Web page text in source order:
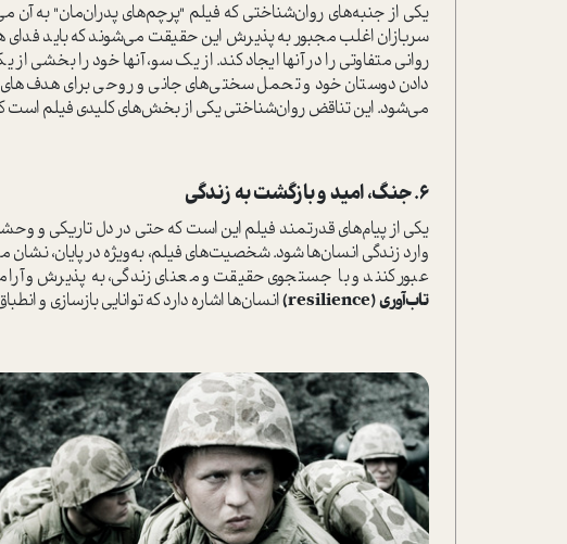
یکی از جنبه‌های روان‌شناختی که فیلم "پرچم‌های پدران‌مان" به آن
سربازان اغلب مجبور به پذیرش این حقیقت می‌شوند که باید
روانی متفاوتی را در آنها ایجاد کند. از یک سو، آنها خود را بخشی
دادن دوستان خود و تحمل سختی‌های جانی و روحی برای
می‌شود. این تناقض روان‌شناختی یکی از بخش‌های کلیدی فیلم است
۶. جنگ، امید و بازگشت به زندگی
یکی از پیام‌های قدرتمند فیلم این است که حتی در دل تاریکی و
وارد زندگی انسان‌ها شود. شخصیت‌های فیلم، به‌ویژه در پایان،
عبور کنند و با جستجوی حقیقت و معنای زندگی، به پذیرش و
تاب‌آوری (resilience)
انسان‌ها اشاره دارد که توانایی بازسازی و